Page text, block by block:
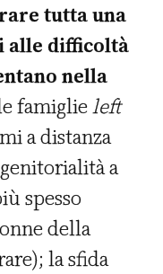
tutta una
alle difficoltà
nella
famiglieleft
a distanza
a
spesso
della
la sfida